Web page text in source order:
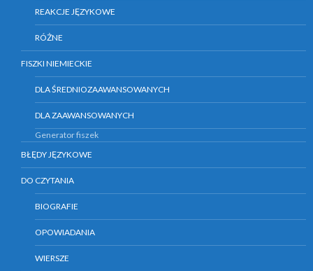
REAKCJE JĘZYKOWE
RÓŻNE
FISZKI NIEMIECKIE
DLA ŚREDNIOZAAWANSOWANYCH
DLA ZAAWANSOWANYCH
Generator fiszek
BŁĘDY JĘZYKOWE
DO CZYTANIA
BIOGRAFIE
OPOWIADANIA
WIERSZE